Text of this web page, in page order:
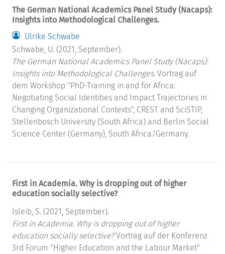
The German National Academics Panel Study (Nacaps):
Insights into Methodological Challenges.
Ulrike Schwabe
Schwabe, U. (2021, September).
The German National Academics Panel Study (Nacaps):
Insights into Methodological Challenges. Vortrag auf
dem Workshop "PhD-Training in and for Africa:
Negotiating Social Identities and Impact Trajectories in
Changing Organizational Contexts", CREST and SciSTIP,
Stellenbosch University (South Africa) and Berlin Social
Science Center (Germany), South Africa/Germany.
First in Academia. Why is dropping out of higher
education socially selective?
Isleib, S. (2021, September).
First in Academia. Why is dropping out of higher
education socially selective?Vortrag auf der Konferenz
3rd Forum "Higher Education and the Labour Market"